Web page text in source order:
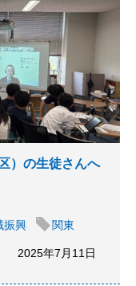
）の生徒さんへ
振興 関東
2025年7月11日